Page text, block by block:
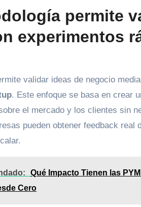
permite
experimentos
validar ideas de negocio
. Este enfoque se basa en crear
el mercado y los clientes sin
pueden obtener feedback real
Qué Impacto Tienen las
Cero